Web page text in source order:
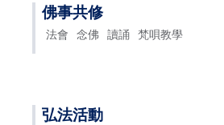
佛事共修
法會 念佛 讀誦 梵唄教學
弘法活動